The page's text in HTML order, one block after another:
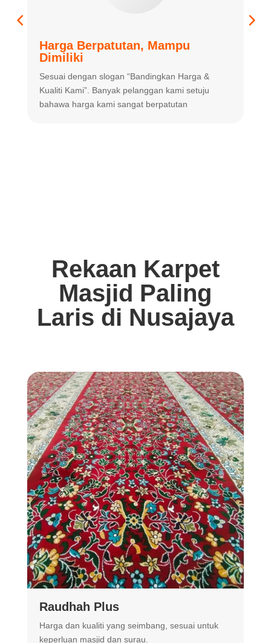
Harga Berpatutan, Mampu
Dimiliki
Sesuai dengan slogan “Bandingkan Harga &
Kualiti Kami”. Banyak pelanggan kami setuju
bahawa harga kami sangat berpatutan
Rekaan Karpet
Masjid Paling
Laris di Nusajaya
Raudhah Plus
Harga dan kualiti yang seimbang, sesuai untuk
keperluan masjid dan surau.